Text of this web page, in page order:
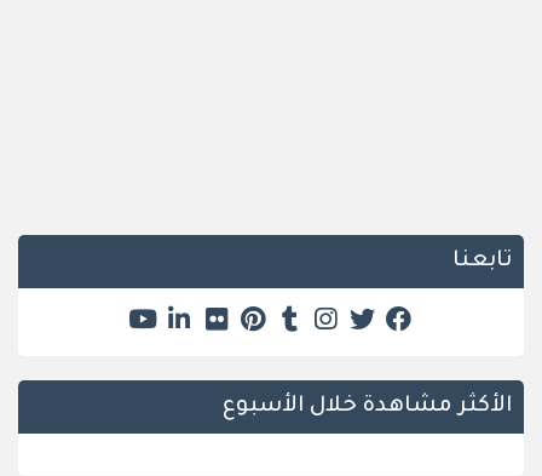
تابعنا
الأكثر مشاهدة خلال الأسبوع